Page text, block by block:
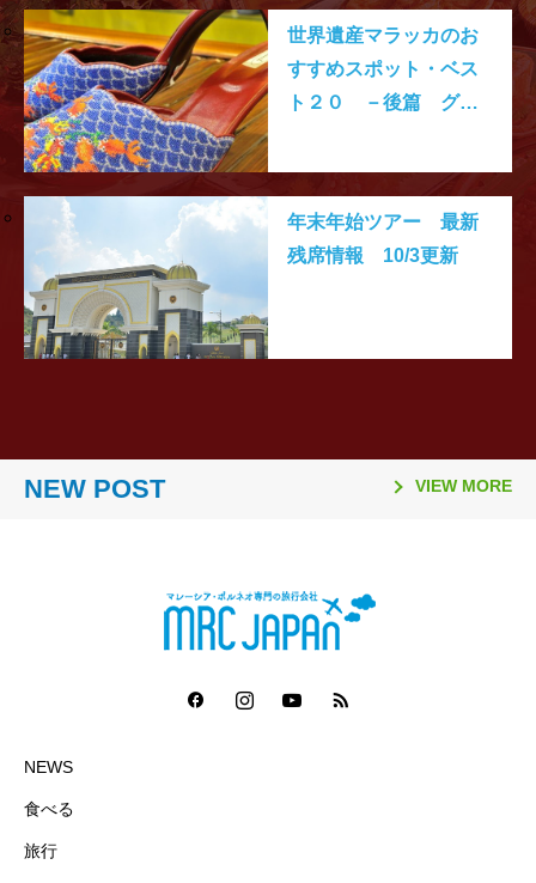
世界遺産マラッカのお
すすめスポット・ベス
ト２０ －後篇 グル
年末年始ツアー 最新
残席情報 10/3更新
NEW POST VIEW MORE
2026」で2冠達成
マレーシア短期留学モニタ
修が取材紹介されました】
州 「サステナビリティ料
リゾート 休業のお知らせ
（2025年10月1日～）の燃
ェット機運航便 ターミナ
NEWS
食べる
旅行